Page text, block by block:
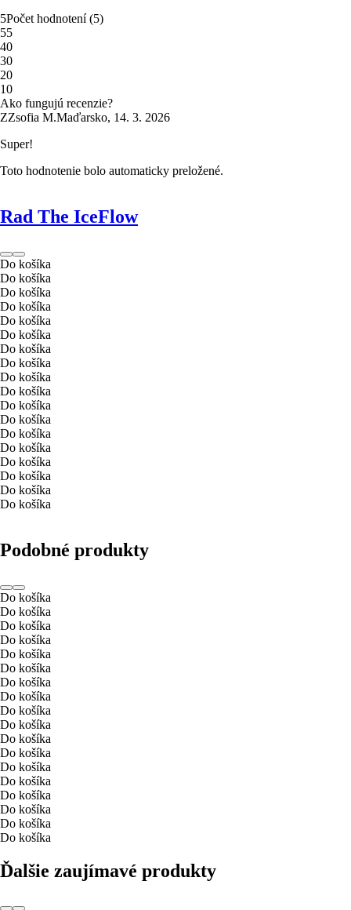
5Počet hodnotení(5)
55
40
30
20
10
Ako fungujú recenzie?
ZZsofia M.Maďarsko, 14. 3. 2026
Super!
Toto hodnotenie bolo automaticky preložené.
Rad The IceFlow
Do košíka
Do košíka
Do košíka
Do košíka
Do košíka
Do košíka
Do košíka
Do košíka
Do košíka
Do košíka
Do košíka
Do košíka
Do košíka
Do košíka
Do košíka
Do košíka
Do košíka
Do košíka
Podobné produkty
Do košíka
Do košíka
Do košíka
Do košíka
Do košíka
Do košíka
Do košíka
Do košíka
Do košíka
Do košíka
Do košíka
Do košíka
Do košíka
Do košíka
Do košíka
Do košíka
Do košíka
Do košíka
Ďalšie zaujímavé produkty